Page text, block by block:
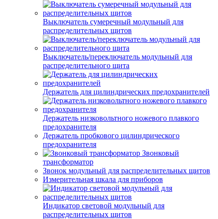
Выключатель сумеречный модульный для
распределительных щитов
Выключатель/переключатель модульный для
распределительного щита
Держатель для цилиндрических предохранителей
Держатель низковольтного ножевого плавкого
предохранителя
Держатель пробкового цилиндрического
предохранителя
Звонковый
трансформатор
Звонок модульный для распределительных щитов
Измерительная шкала для приборов
Индикатор световой модульный для
распределительных щитов